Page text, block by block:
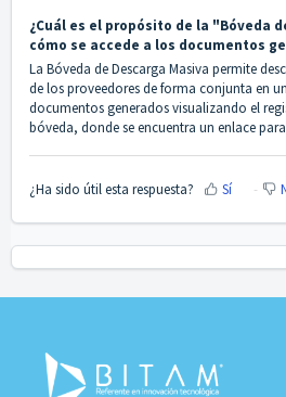
¿Cuál es el propósito de la "Bóveda
cómo se accede a los documentos
La Bóveda de Descarga Masiva permite
de los proveedores de forma conjunta en
documentos generados visualizando el
bóveda, donde se encuentra un enlace
¿Ha sido útil esta respuesta? Sí